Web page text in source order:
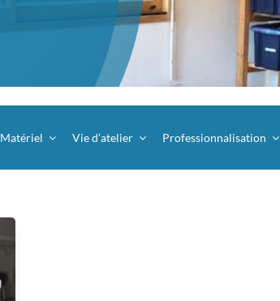
Matériel Vie d’atelier Professionnalisation